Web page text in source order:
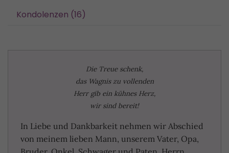
Kondolenzen (16)
Die Treue schenk,
das Wagnis zu vollenden
Herr gib ein kühnes Herz,
wir sind bereit!
In Liebe und Dankbarkeit nehmen wir Abschied
von meinem lieben Mann, unserem Vater, Opa,